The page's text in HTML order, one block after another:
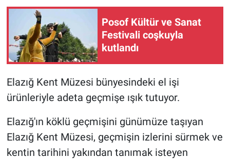
Posof Kültür ve Sanat
Festivali coşkuyla
kutlandı
Elazığ Kent Müzesi bünyesindeki el işi
ürünleriyle adeta geçmişe ışık tutuyor.
Elazığ'ın köklü geçmişini günümüze taşıyan
Elazığ Kent Müzesi, geçmişin izlerini sürmek ve
kentin tarihini yakından tanımak isteyen
Yerel